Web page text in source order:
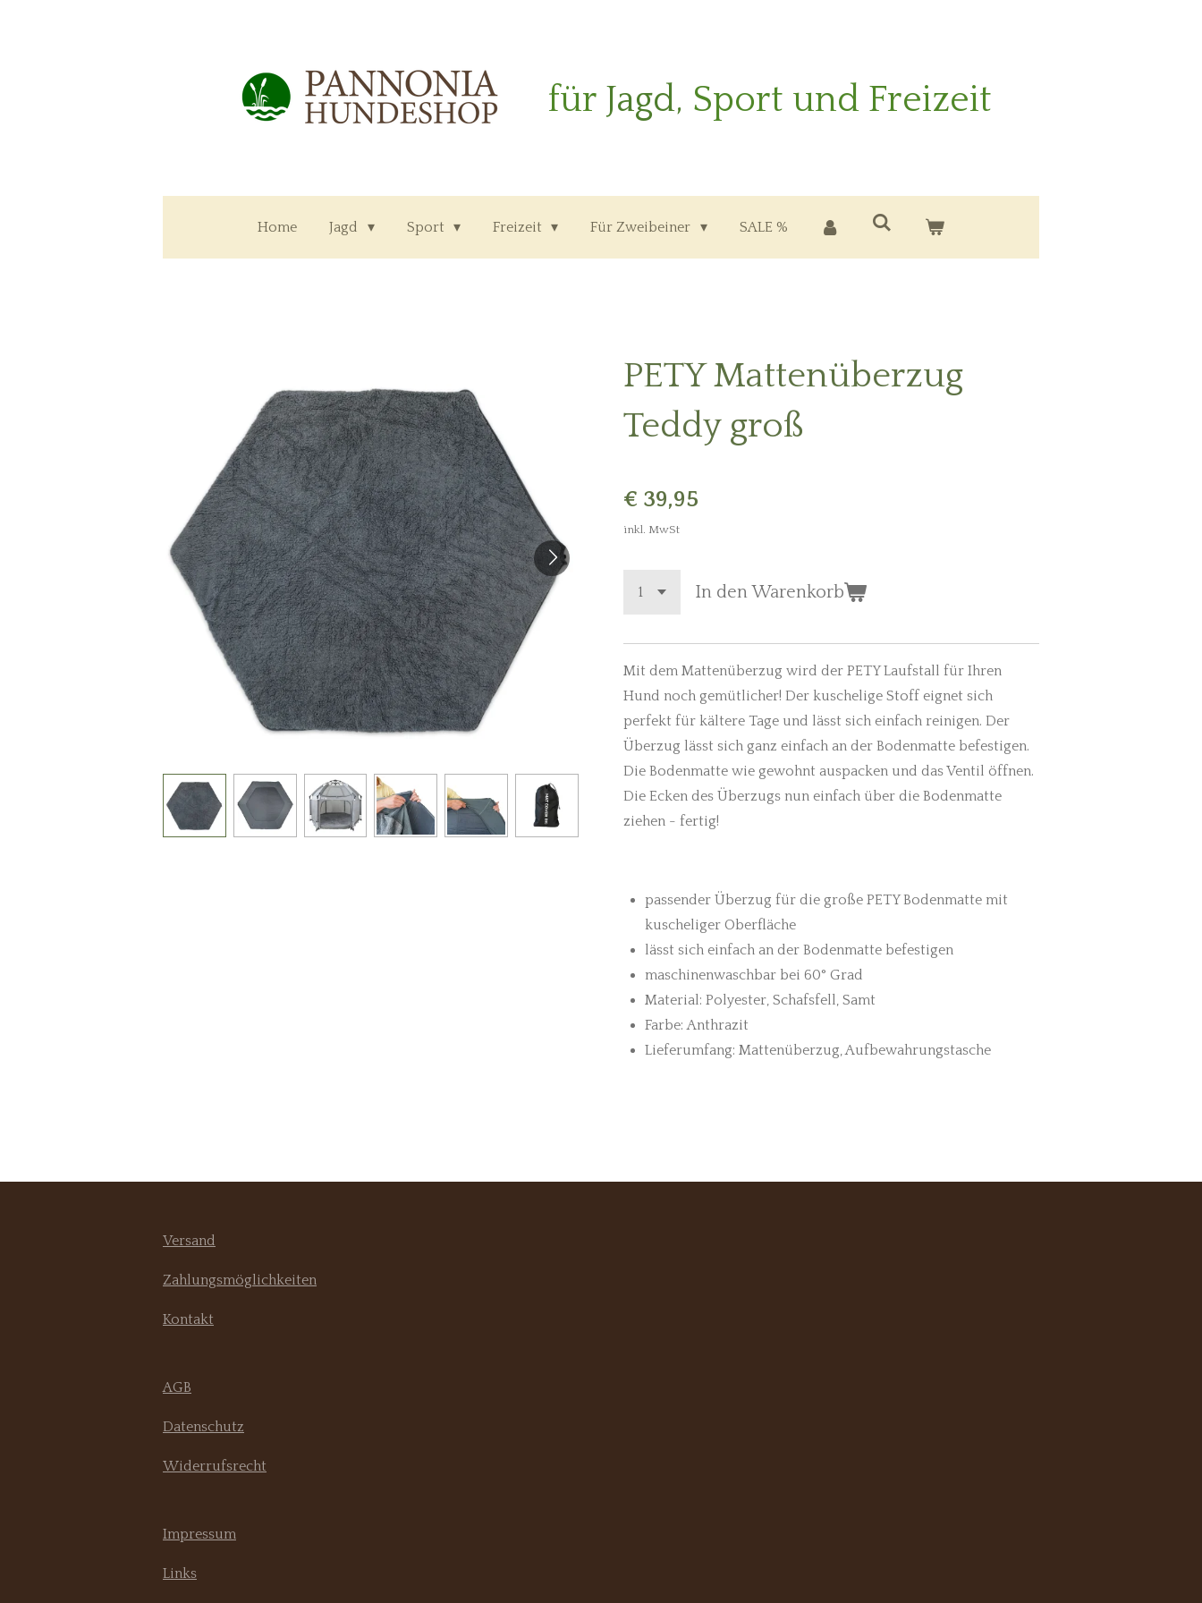
für Jagd, Sport und Freizeit
Home Jagd Sport Freizeit Für Zweibeiner SALE %
PETY Mattenüberzug
Teddy groß
€ 39,95
inkl. MwSt
In den Warenkorb
Mit dem Mattenüberzug wird der PETY Laufstall für Ihren
Hund noch gemütlicher! Der kuschelige Stoff eignet sich
perfekt für kältere Tage und lässt sich einfach reinigen. Der
Überzug lässt sich ganz einfach an der Bodenmatte befestigen.
Die Bodenmatte wie gewohnt auspacken und das Ventil öffnen.
Die Ecken des Überzugs nun einfach über die Bodenmatte
ziehen - fertig!
passender Überzug für die große PETY Bodenmatte mit
kuscheliger Oberfläche
lässt sich einfach an der Bodenmatte befestigen
maschinenwaschbar bei 60° Grad
Material: Polyester, Schafsfell, Samt
Farbe: Anthrazit
Lieferumfang: Mattenüberzug, Aufbewahrungstasche
Versand
Zahlungsmöglichkeiten
Kontakt
AGB
Datenschutz
Widerrufsrecht
Impressum
Links